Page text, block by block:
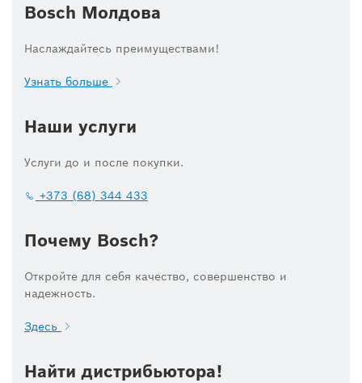
Bosch Молдова
Наслаждайтесь преимуществами!
Узнать больше
Наши услуги
Услуги до и после покупки.
+373 (68) 344 433
Почему Bosch?
Откройте для себя качество, совершенство и
надежность.
Здесь
Найти дистрибьютора!